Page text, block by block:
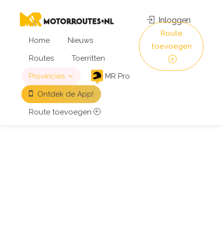
Home
Nieuws
Routes
Toerritten
Provincies
MR Pro
Ontdek de App!
Route toevoegen
Inloggen
Route
toevoegen